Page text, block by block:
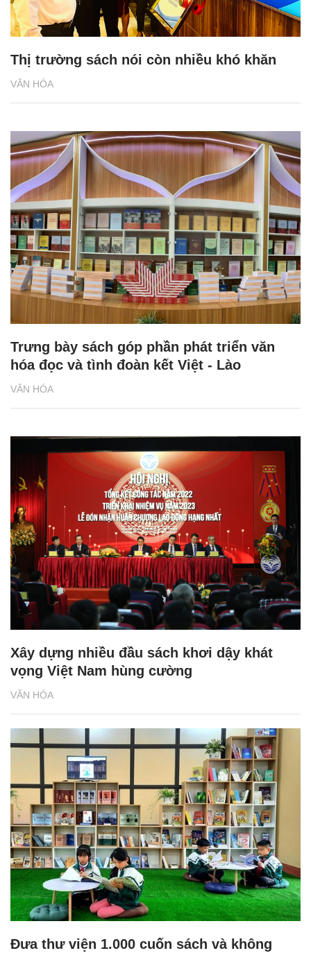
VĂN HÓA
Thị trường sách nói còn nhiều khó khăn
VĂN HÓA
Trưng bày sách góp phần phát triển văn
hóa đọc và tình đoàn kết Việt - Lào
VĂN HÓA
Xây dựng nhiều đầu sách khơi dậy khát
vọng Việt Nam hùng cường
Đưa thư viện 1.000 cuốn sách và không